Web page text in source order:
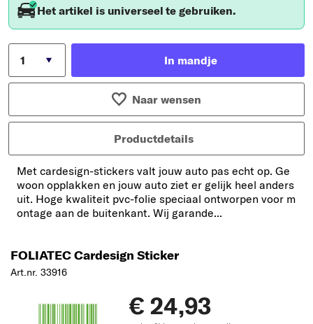
Het artikel is universeel te gebruiken.
In mandje
Naar wensen
Productdetails
Met cardesign-stickers valt jouw auto pas echt op. Ge
woon opplakken en jouw auto ziet er gelijk heel anders
uit. Hoge kwaliteit pvc-folie speciaal ontworpen voor m
ontage aan de buitenkant. Wij garande...
FOLIATEC Cardesign Sticker
Art.nr. 33916
€ 24,93